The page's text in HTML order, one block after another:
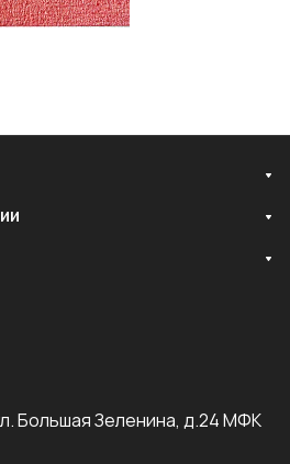
Большая Зеленина, д.24 МФК